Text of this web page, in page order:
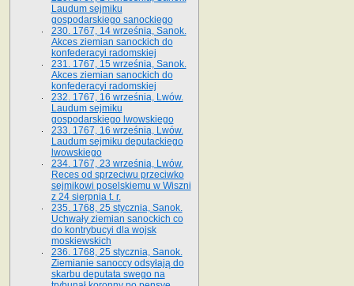
Laudum sejmiku
gospodarskiego sanockiego
230. 1767, 14 września, Sanok.
Akces ziemian sanockich do
konfederacyi radomskiej
231. 1767, 15 września, Sanok.
Akces ziemian sanockich do
konfederacyi radomskiej
232. 1767, 16 września, Lwów.
Laudum sejmiku
gospodarskiego lwowskiego
233. 1767, 16 września, Lwów.
Laudum sejmiku deputackiego
lwowskiego
234. 1767, 23 września, Lwów.
Reces od sprzeciwu przeciwko
sejmikowi poselskiemu w Wiszni
z 24 sierpnia t. r.
235. 1768, 25 stycznia, Sanok.
Uchwały ziemian sanockich co
do kontrybucyi dla wojsk
moskiewskich
236. 1768, 25 stycznia, Sanok.
Ziemianie sanoccy odsyłają do
skarbu deputata swego na